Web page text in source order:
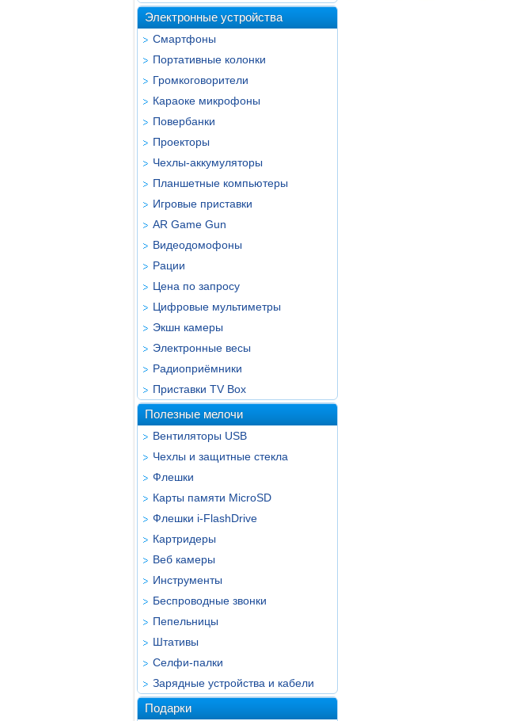
Электронные устройства
Смартфоны
Портативные колонки
Громкоговорители
Караоке микрофоны
Повербанки
Проекторы
Чехлы-аккумуляторы
Планшетные компьютеры
Игровые приставки
AR Game Gun
Видеодомофоны
Рации
Цена по запросу
Цифровые мультиметры
Экшн камеры
Электронные весы
Радиоприёмники
Приставки TV Box
Полезные мелочи
Вентиляторы USB
Чехлы и защитные стекла
Флешки
Карты памяти MicroSD
Флешки i-FlashDrive
Картридеры
Веб камеры
Инструменты
Беспроводные звонки
Пепельницы
Штативы
Селфи-палки
Зарядные устройства и кабели
Подарки